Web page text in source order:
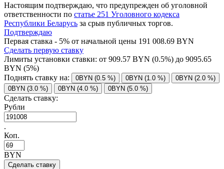
Настоящим подтверждаю, что предупрежден об уголовной
ответственности по статье 251 Уголовного кодекса
Республики Беларусь за срыв публичных торгов.
Подтверждаю
Первая ставка - 5% от начальной цены 191 008.69 BYN
Сделать первую ставку
Лимиты установки ставки: от 909.57 BYN (0.5%) до 9095.65
BYN (5%)
Поднять ставку на:
0BYN (0.5 %) 0BYN (1.0 %)
0BYN (2.0 %)
0BYN (3.0 %)
0BYN (4.0 %) 0BYN (5.0 %)
Сделать ставку:
Рубли
.
Коп.
BYN